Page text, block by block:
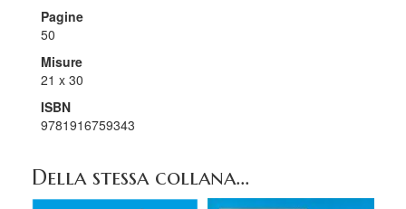
Pagine
50
Misure
21 x 30
ISBN
9781916759343
Della stessa collana...